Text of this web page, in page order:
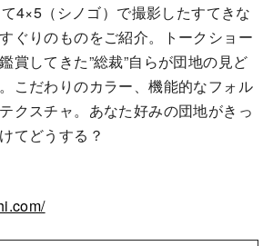
4×5（シノゴ）で撮影したすてきな
ぐりのものをご紹介。トークショー
賞してきた”総裁”自らが団地の見ど
こだわりのカラー、機能的なフォル
クスチャ。あなた好みの団地がきっ
てどうする？